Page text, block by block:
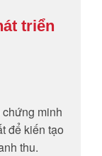
triển
minh
để kiến tạo
thu.